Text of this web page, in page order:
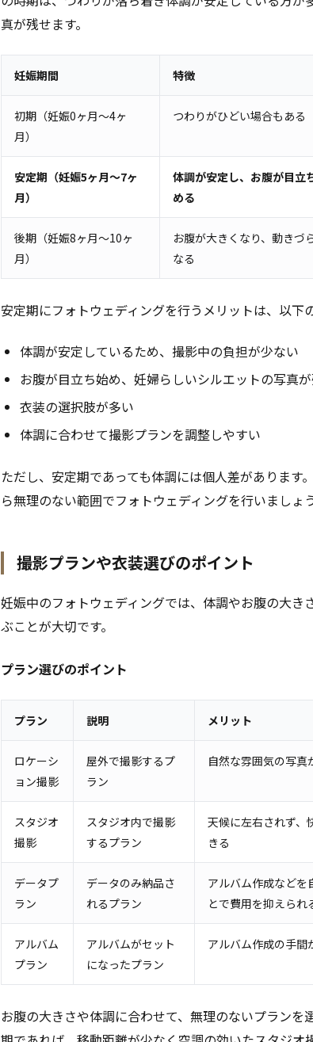
真が残せます。
妊娠期間 特徴
初期（妊娠0ヶ月～4ヶ
月）
つわりがひどい場合もある
安定期（妊娠5ヶ月～7ヶ
月）
体調が安定し、お腹が目立
める
後期（妊娠8ヶ月～10ヶ
月）
お腹が大きくなり、動きづ
なる
安定期にフォトウェディングを行うメリットは、以下
体調が安定しているため、撮影中の負担が少ない
お腹が目立ち始め、妊婦らしいシルエットの写真
衣装の選択肢が多い
体調に合わせて撮影プランを調整しやすい
ただし、安定期であっても体調には個人差があります
ら無理のない範囲でフォトウェディングを行いましょう
撮影プランや衣装選びのポイント
妊娠中のフォトウェディングでは、体調やお腹の大
ぶことが大切です。
プラン選びのポイント
プラン 説明 メリット
ロケーシ
ョン撮影
屋外で撮影するプ
ラン
自然な雰囲気の写真
スタジオ
撮影
スタジオ内で撮影
するプラン
天候に左右されず、
きる
データプ
ラン
データのみ納品さ
れるプラン
アルバム作成などを
とで費用を抑えられ
アルバム
プラン
アルバムがセット
になったプラン
アルバム作成の手間
お腹の大きさや体調に合わせて、無理のないプラン